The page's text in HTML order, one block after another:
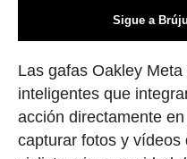
Sigue a
Las gafas Oakley
inteligentes que
acción directamente
capturar fotos y vídeos